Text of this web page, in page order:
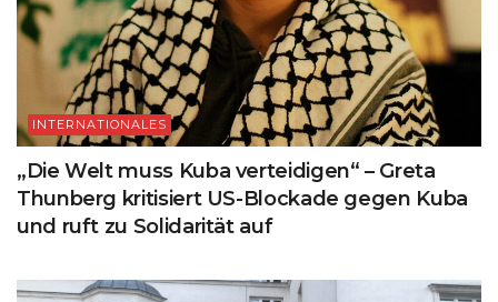
INTERNATIONALES
„Die Welt muss Kuba verteidigen“ – Greta
Thunberg kritisiert US-Blockade gegen Kuba
und ruft zu Solidarität auf